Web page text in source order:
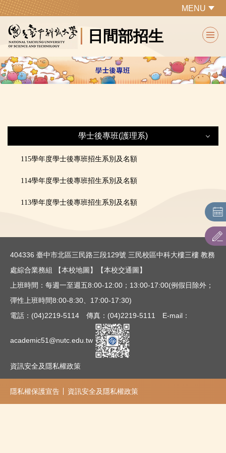
跳
主
要
內
容
區
日間部招生
MENU
學士後專班(護理系)
學士後專班(護理系)
招生系別及名額
招生簡章
網路作業系統
表件下載
1 15學年度學士後專班招生系別及名額
1 14學年度學士後專班招生系別及名額
1 13學年度學士後專班招生系別及名額
404336 臺中市北區三民路三段129號 三民校區中科大樓三樓 教務
處綜合業務組
【本校地圖】
【本校交通圖】
上班時間：每週一至週五8:00-12:00；13:00-17:00(例假日除外；
彈性上班時間8:00-8:30、17:00-17:30)
電話：(04)2219-5114 傳真：(04)2219-5111 E-mail：
academic51@nutc.edu.tw
資訊安全及隱私權政策
隱私權保護宣告 資訊安全及隱私權政策